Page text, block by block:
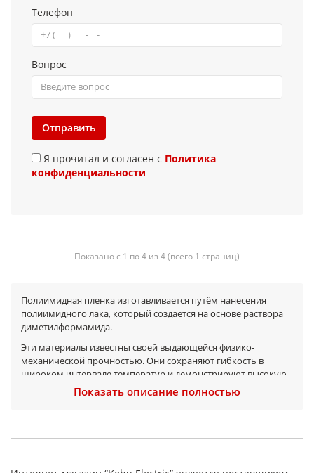
Телефон
Вопрос
Отправить
Я прочитал и согласен с Политика
конфиденциальности
Показано с 1 по 4 из 4 (всего 1 страниц)
Полиимидная пленка изготавливается путём нанесения
полиимидного лака, который создаётся на основе раствора
диметилформамида.
Эти материалы известны своей выдающейся физико-
механической прочностью. Они сохраняют гибкость в
широком интервале температур и демонстрируют высокую
стойкость к усталостным нагрузкам и долговечность, а также
минимальную ползучесть.
растворителях и устойчива к воздействию масел, однако
Показать описание полностью